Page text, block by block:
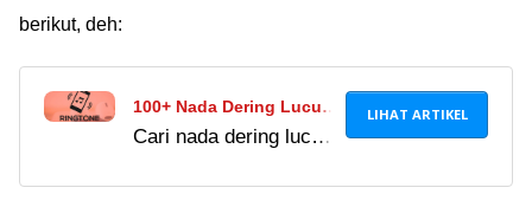
berikut, deh:
100+ Nada Dering Lucu,
Unik, & Aneh Terbaru
Cari nada dering lucu
LIHAT ARTIKEL